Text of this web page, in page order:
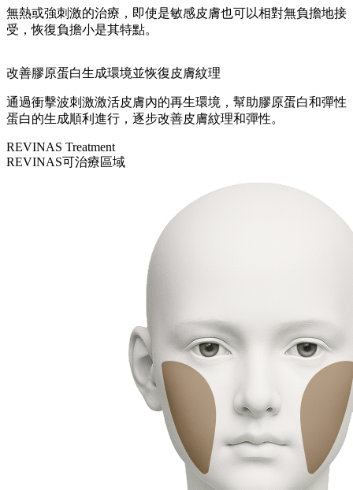
無熱或強刺激的治療，即使是敏感皮膚也可以相對無負擔地接
受，恢復負擔小是其特點。
改善膠原蛋白生成環境並恢復皮膚紋理
通過衝擊波刺激激活皮膚內的再生環境，幫助膠原蛋白和彈性
蛋白的生成順利進行，逐步改善皮膚紋理和彈性。
REVINAS Treatment
REVINAS可治療區域